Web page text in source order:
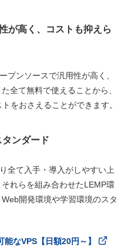
が高く、コストも抑えら
プンソースで汎用性が高く、
全て無料で使えることから、
をおさえることができます。
ンダード
全て入手・導入がしやすい上
れらを組み合わせたLEMP環
開発環境や学習環境のスタ
なVPS【日額20円～】